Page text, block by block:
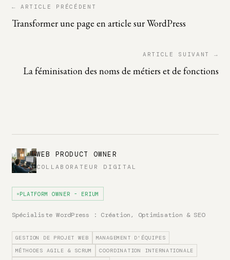
← ARTICLE PRÉCÉDENT
Transformer une page en article sur WordPress
ARTICLE SUIVANT →
La féminisation des noms de métiers et de fonctions
WEB PRODUCT OWNER
COLLABORATEUR DIGITAL
PLATFORM OWNER - ERIUM
Spécialiste WordPress : Création, Optimisation & SEO
GESTION DE PROJET WEB
MANAGEMENT D'ÉQUIPES
MÉTHODES AGILE & SCRUM
COORDINATION INTERNATIONALE